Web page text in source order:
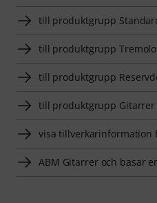
till produktgrupp
till produktgrupp
till produktgrupp
till produktgrupp Gitarrer
visa tillverkarinformation
ABM Gitarrer och basar